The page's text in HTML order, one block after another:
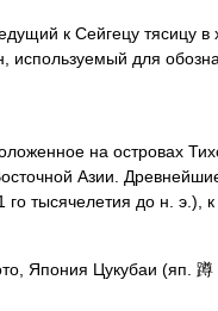
к Сейгецу тясицу
используемый для
на островах
Азии.
тысячелетия до н. э.), к
Япония Цукубаи (яп. 蹲